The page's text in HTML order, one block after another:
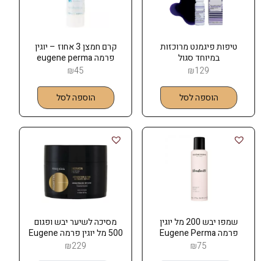
טיפות פיגמנט מרוכזות
במיוחד סגול
₪129
הוספה לסל
קרם חמצן 3 אחוז – יוגין
פרמה eugene perma
₪45
הוספה לסל
שמפו יבש 200 מל יוגין
פרמה Eugene Perma
₪75
מסיכה לשיער יבש ופגום
500 מל יוגין פרמה Eugene
Perma
₪229